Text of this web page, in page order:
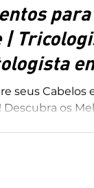
para
|
seus Cabelos
os